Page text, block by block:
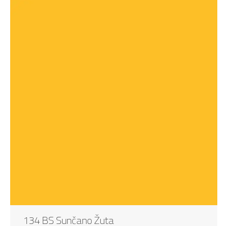
134 BS Sunčano Žuta